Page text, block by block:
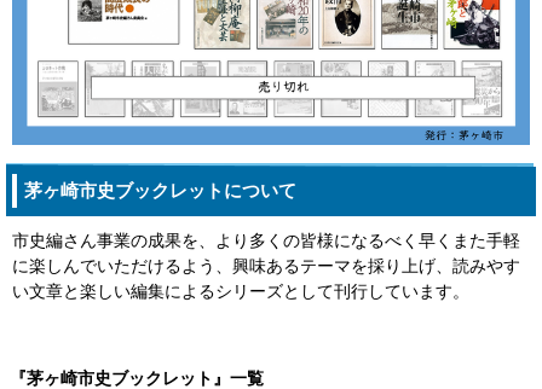
茅ヶ崎市史ブックレットについて
市史編さん事業の成果を、より多くの皆様になるべく早くまた手軽
に楽しんでいただけるよう、興味あるテーマを採り上げ、読みやす
い文章と楽しい編集によるシリーズとして刊行しています。
『茅ヶ崎市史ブックレット』一覧